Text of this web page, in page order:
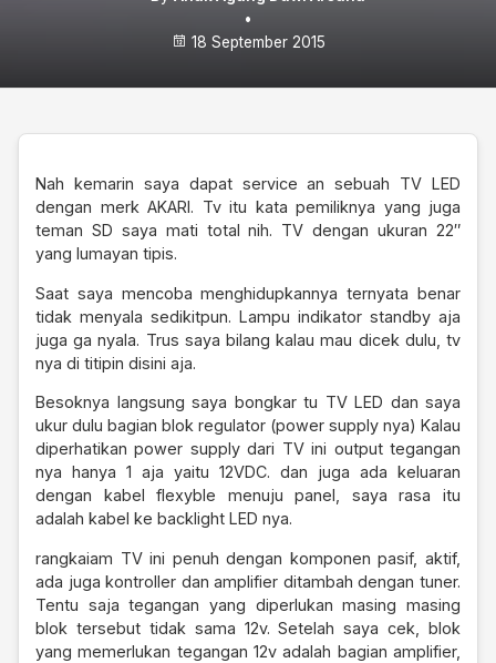
•
18 September 2015
Nah kemarin saya dapat service an sebuah TV LED
dengan merk AKARI. Tv itu kata pemiliknya yang juga
teman SD saya mati total nih. TV dengan ukuran 22″
yang lumayan tipis.
Saat saya mencoba menghidupkannya ternyata benar
tidak menyala sedikitpun. Lampu indikator standby aja
juga ga nyala. Trus saya bilang kalau mau dicek dulu, tv
nya di titipin disini aja.
Besoknya langsung saya bongkar tu TV LED dan saya
ukur dulu bagian blok regulator (power supply nya) Kalau
diperhatikan power supply dari TV ini output tegangan
nya hanya 1 aja yaitu 12VDC. dan juga ada keluaran
dengan kabel flexyble menuju panel, saya rasa itu
adalah kabel ke backlight LED nya.
rangkaiam TV ini penuh dengan komponen pasif, aktif,
ada juga kontroller dan amplifier ditambah dengan tuner.
Tentu saja tegangan yang diperlukan masing masing
blok tersebut tidak sama 12v. Setelah saya cek, blok
yang memerlukan tegangan 12v adalah bagian amplifier,